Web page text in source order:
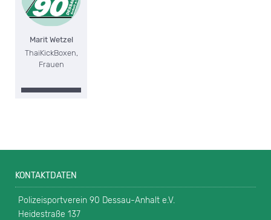
Marit Wetzel
ThaiKickBoxen
Frauen
KONTAKTDATEN
Polizeisportverein 90 Dessau-Anhalt e.V.
Heidestraße 137